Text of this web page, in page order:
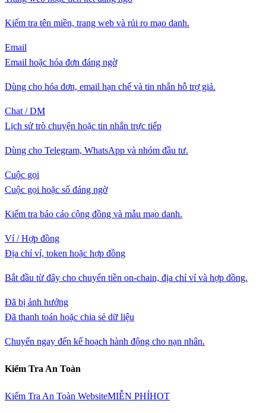
Kiểm tra tên miền, trang web và rủi ro mạo danh.
Email
Email hoặc hóa đơn đáng ngờ
Dùng cho hóa đơn, email hạn chế và tin nhắn hỗ trợ giả.
Chat / DM
Lịch sử trò chuyện hoặc tin nhắn trực tiếp
Dùng cho Telegram, WhatsApp và nhóm đầu tư.
Cuộc gọi
Cuộc gọi hoặc số đáng ngờ
Kiểm tra báo cáo cộng đồng và mẫu mạo danh.
Ví / Hợp đồng
Địa chỉ ví, token hoặc hợp đồng
Bắt đầu từ đây cho chuyển tiền on-chain, địa chỉ ví và hợp đồng.
Đã bị ảnh hưởng
Đã thanh toán hoặc chia sẻ dữ liệu
Chuyển ngay đến kế hoạch hành động cho nạn nhân.
Kiểm Tra An Toàn
Kiểm Tra An Toàn WebsiteMIỄN PHÍHOT